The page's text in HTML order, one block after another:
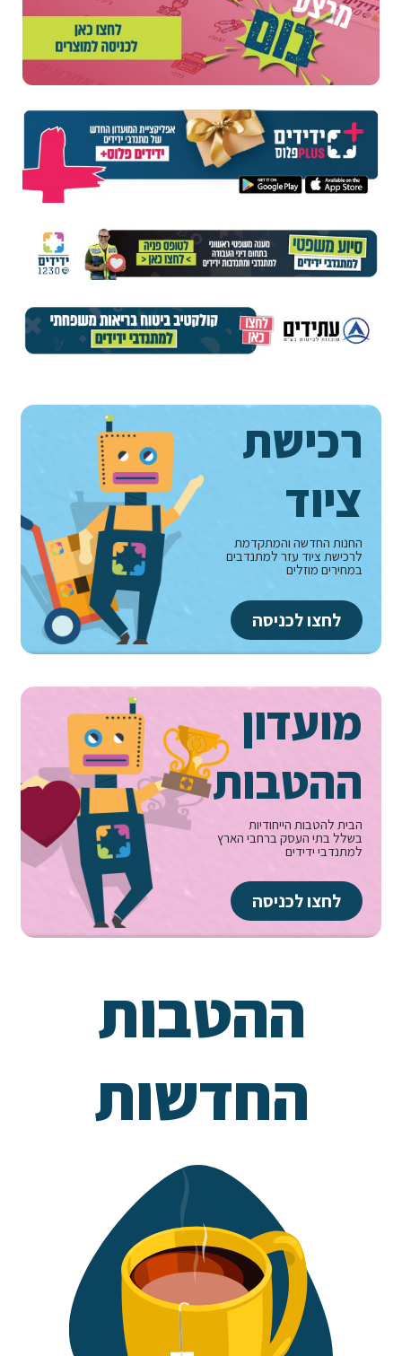
רכישת
ציוד
החנות החדשה והמתקדמת
לרכישת ציוד עזר למתנדבים
במחירים מוזלים
לחצו לכניסה
מועדון
ההטבות
הבית להטבות הייחודיות
בשלל בתי העסק ברחבי הארץ
למתנדבי ידידים
לחצו לכניסה
ההטבות
החדשות